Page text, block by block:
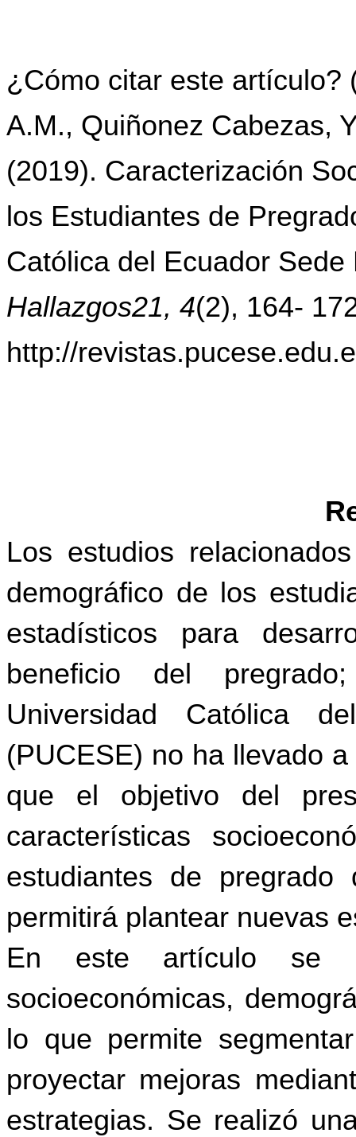
¿Cómo citar este artículo?
A.M., Quiñonez Cabezas,
(2019). Caracterización
los Estudiantes de
Católica del Ecuador
Hallazgos21, 4(2), 164-
http://
Los estudios
demográfico de los
estadísticos para
beneficio del
Universidad Católica
(PUCESE) no ha llevado
que el objetivo del
características
estudiantes de pregrado
permitirá plantear nuevas
En este artículo se
socioeconómicas,
lo que permite
proyectar mejoras
estrategias. Se realizó